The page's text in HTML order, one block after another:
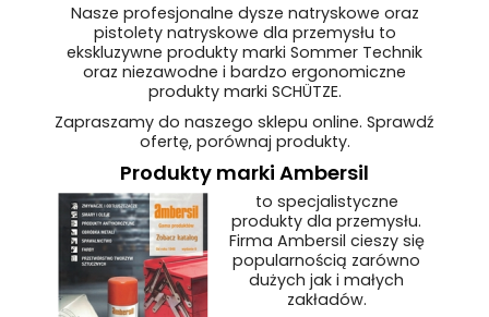
Nasze profesjonalne dysze natryskowe oraz
pistolety natryskowe dla przemysłu to
ekskluzywne produkty marki Sommer Technik
oraz niezawodne i bardzo ergonomiczne
produkty marki SCHÜTZE.
Zapraszamy do naszego sklepu online. Sprawdź
ofertę, porównaj produkty.
Produkty marki Ambersil
to specjalistyczne
produkty dla przemysłu.
Firma Ambersil cieszy się
popularnością zarówno
dużych jak i małych
zakładów.